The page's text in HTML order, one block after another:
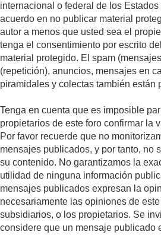
internacional o federal de los
acuerdo en no publicar material
autor a menos que usted sea el
tenga el consentimiento por escrito
material protegido. El spam
(repetición), anuncios, mensajes en
piramidales y colectas también están
Tenga en cuenta que es imposible
propietarios de este foro confirmar la
Por favor recuerde que no
mensajes publicados, y por tanto, no
su contenido. No garantizamos la
utilidad de ninguna información
mensajes publicados expresan la
necesariamente las opiniones de
subsidiarios, o los propietarios. Se
considere que un mensaje publicado